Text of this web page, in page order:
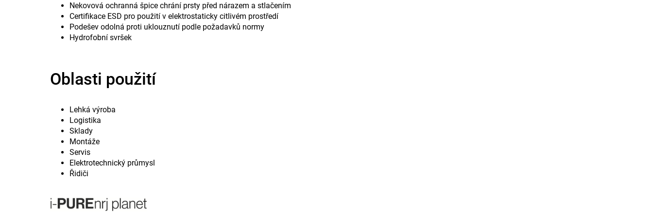
Nekovová ochranná špice chrání prsty před nárazem a stlačením
Certifikace ESD pro použití v elektrostaticky citlivém prostředí
Podešev odolná proti uklouznutí podle požadavků normy
Hydrofobní svršek
Oblasti použití
Lehká výroba
Logistika
Sklady
Montáže
Servis
Elektrotechnický průmysl
Řidiči